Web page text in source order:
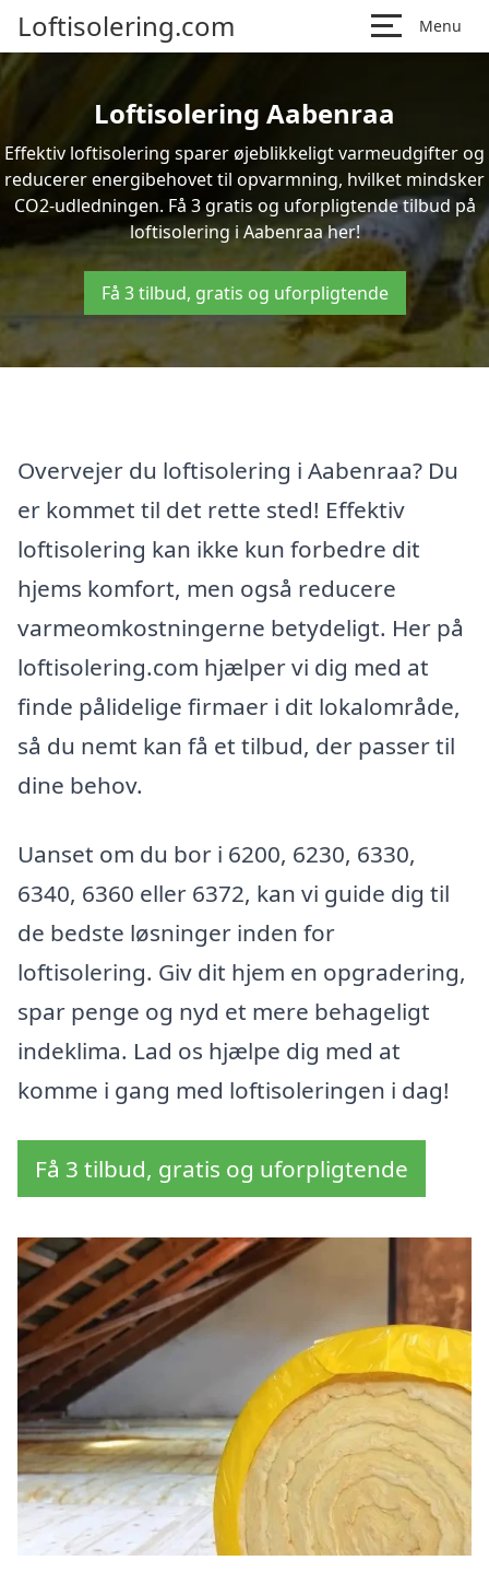
Loftisolering.com Menu
Loftisolering Aabenraa
Effektiv loftisolering sparer øjeblikkeligt varmeudgifter og
reducerer energibehovet til opvarmning, hvilket mindsker
CO2-udledningen. Få 3 gratis og uforpligtende tilbud på
loftisolering i Aabenraa her!
Få 3 tilbud, gratis og uforpligtende
Overvejer du loftisolering i Aabenraa? Du
er kommet til det rette sted! Effektiv
loftisolering kan ikke kun forbedre dit
hjems komfort, men også reducere
varmeomkostningerne betydeligt. Her på
loftisolering.com hjælper vi dig med at
finde pålidelige firmaer i dit lokalområde,
så du nemt kan få et tilbud, der passer til
dine behov.
Uanset om du bor i 6200, 6230, 6330,
6340, 6360 eller 6372, kan vi guide dig til
de bedste løsninger inden for
loftisolering. Giv dit hjem en opgradering,
spar penge og nyd et mere behageligt
indeklima. Lad os hjælpe dig med at
komme i gang med loftisoleringen i dag!
Få 3 tilbud, gratis og uforpligtende